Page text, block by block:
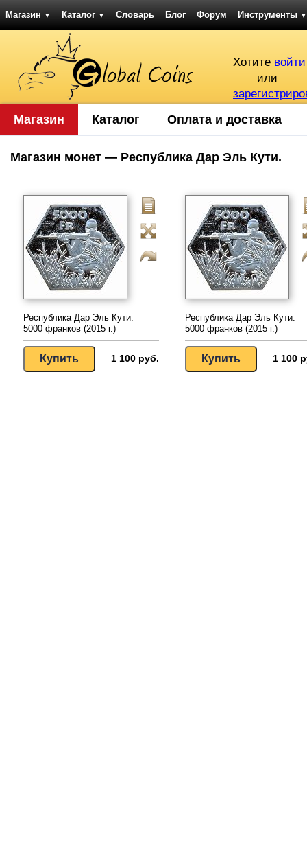
Магазин ▼ Каталог ▼ Словарь Блог Форум Инструменты ▼
Хотите
или
Магазин Каталог Оплата и доставка
Магазин монет — Республика Дар Эль Кути.
Республика Дар Эль Кути.
5000 франков (2015 г.)
1 100 руб.
Республика Дар Эль Кути.
5000 франков (2015 г.)
1 100